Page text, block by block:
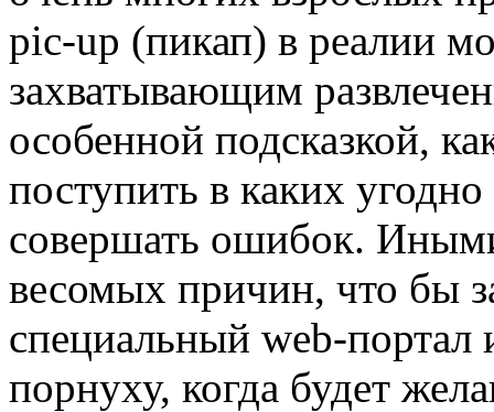
pic-up (пикап) в реалии
захватывающим
особенной подсказкой,
поступить в каких
совершать ошибок.
весомых причин, что бы
специальный web-портал
порнуху, когда будет